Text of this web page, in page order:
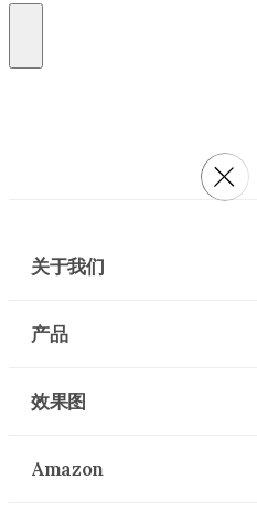
关于我们
产品
效果图
Amazon